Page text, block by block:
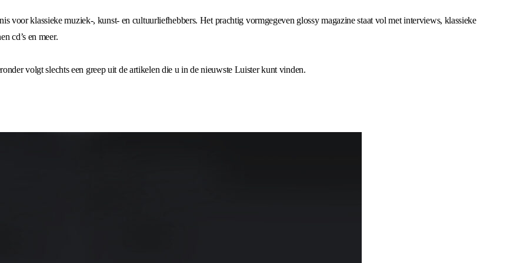
voor klassieke muziek-, kunst- en cultuurliefhebbers. Het prachtig vormgegeven glossy magazine staat vol met interviews, klassieke
cd’s en meer.
volgt slechts een greep uit de artikelen die u in de nieuwste Luister kunt vinden.